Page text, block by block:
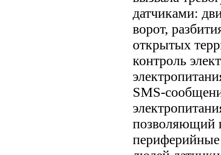
датчиками:
ворот,
открытых
контроль
SMS-
позволяющий